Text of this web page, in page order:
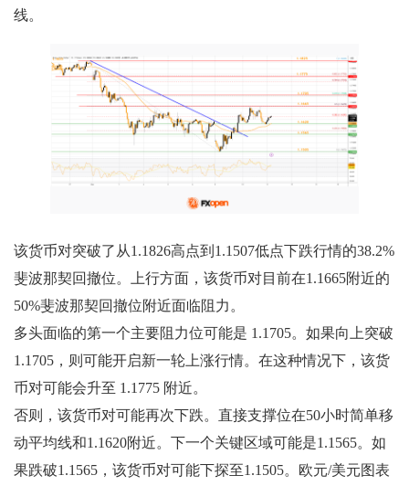
线。
该货币对突破了从1.1826高点到1.1507低点下跌行情的38.2%
斐波那契回撤位。上行方面，该货币对目前在1.1665附近的
50%斐波那契回撤位附近面临阻力。
多头面临的第一个主要阻力位可能是 1.1705。如果向上突破
1.1705，则可能开启新一轮上涨行情。在这种情况下，该货
币对可能会升至 1.1775 附近。
否则，该货币对可能再次下跌。直接支撑位在50小时简单移
动平均线和1.1620附近。下一个关键区域可能是1.1565。如
果跌破1.1565，该货币对可能下探至1.1505。欧元/美元图表